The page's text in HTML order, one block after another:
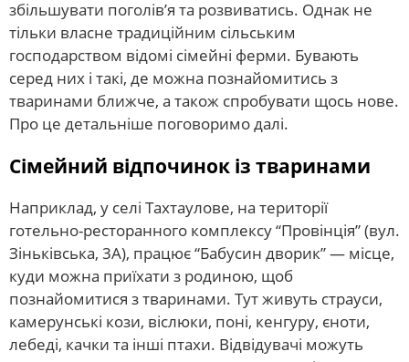
збільшувати поголів’я та розвиватись. Однак не
тільки власне традиційним сільським
господарством відомі сімейні ферми. Бувають
серед них і такі, де можна познайомитись з
тваринами ближче, а також спробувати щось нове.
Про це детальніше поговоримо далі.
Сімейний відпочинок із тваринами
Наприклад, у селі Тахтаулове, на території
готельно-ресторанного комплексу “Провінція” (вул.
Зіньківська, 3А), працює “Бабусин дворик” — місце,
куди можна приїхати з родиною, щоб
познайомитися з тваринами. Тут живуть страуси,
камерунські кози, віслюки, поні, кенгуру, єноти,
лебеді, качки та інші птахи. Відвідувачі можуть